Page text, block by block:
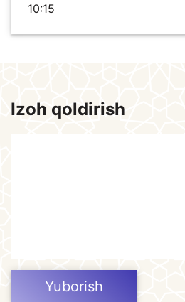
10:15
Izoh qoldirish
Yuborish